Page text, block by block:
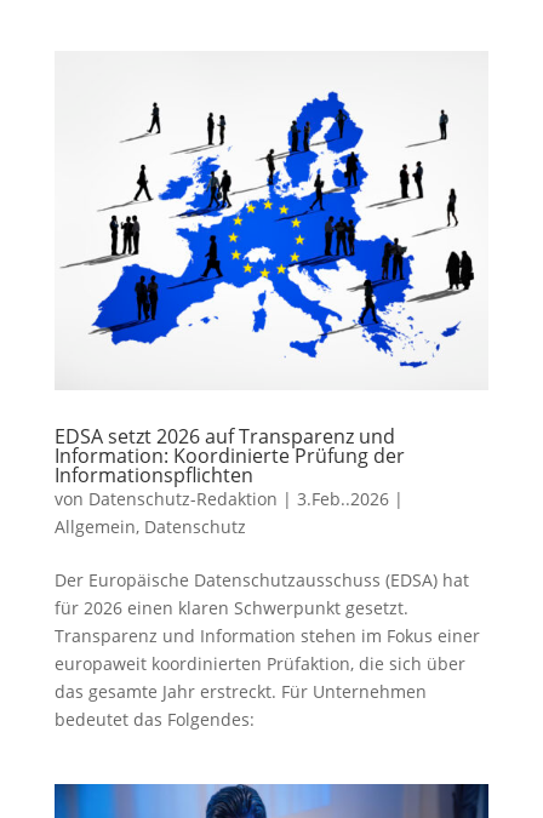
EDSA setzt 2026 auf Transparenz und
Information: Koordinierte Prüfung der
Informationspflichten
von Datenschutz-Redaktion | 3.Feb..2026|
Allgemein, Datenschutz
Der Europäische Datenschutzausschuss (EDSA) hat
für 2026 einen klaren Schwerpunkt gesetzt.
Transparenz und Information stehen im Fokus einer
europaweit koordinierten Prüfaktion, die sich über
das gesamte Jahr erstreckt. Für Unternehmen
bedeutet das Folgendes: